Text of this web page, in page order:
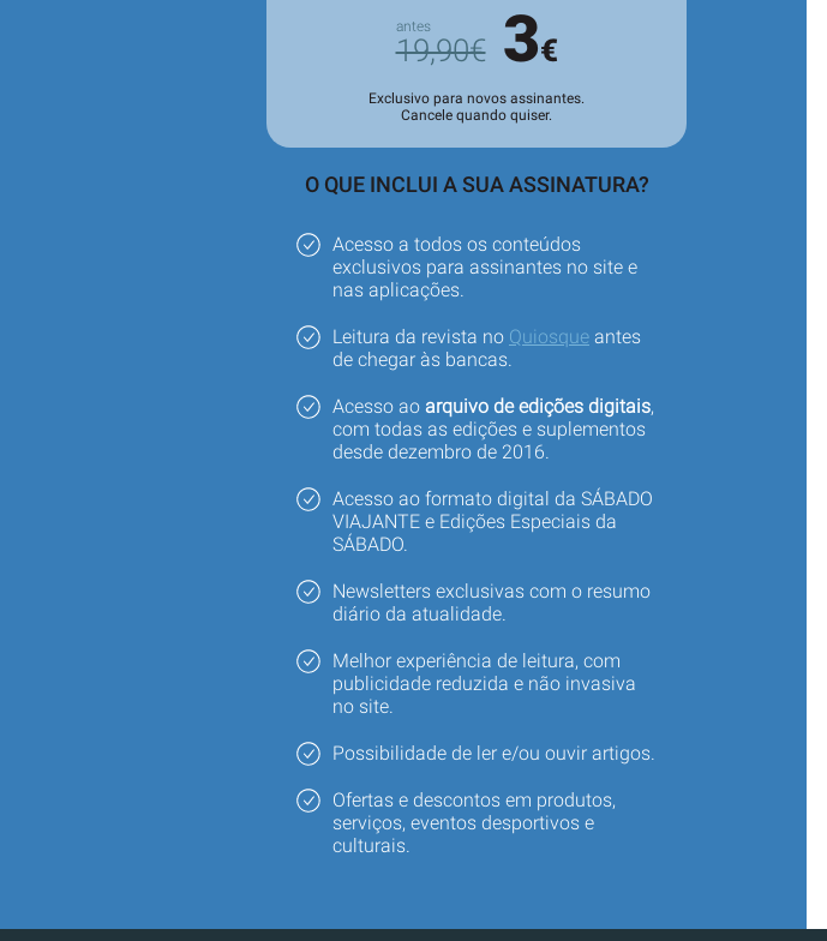
19,90€ 3€
Exclusivo para novos assinantes.
Cancele quando quiser.
O QUE INCLUI A SUA ASSINATURA?
Acesso a todos os conteúdos
exclusivos para assinantes no site e
nas aplicações.
Leitura da revista no Quiosque antes
de chegar às bancas.
Acesso ao arquivo de edições digitais,
com todas as edições e suplementos
desde dezembro de 2016.
Acesso ao formato digital da SÁBADO
VIAJANTE e Edições Especiais da
SÁBADO.
Newsletters exclusivas com o resumo
diário da atualidade.
Melhor experiência de leitura, com
publicidade reduzida e não invasiva
no site.
Possibilidade de ler e/ou ouvir artigos.
Ofertas e descontos em produtos,
serviços, eventos desportivos e
culturais.